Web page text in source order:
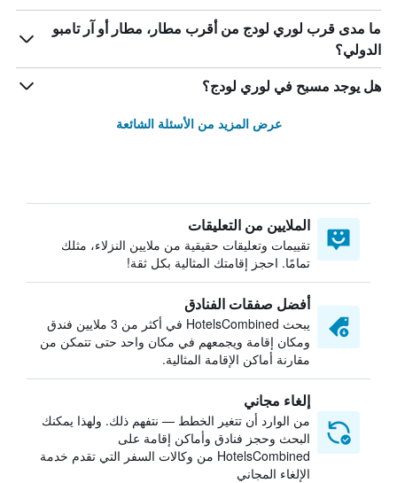
ما مدى قرب لوري لودج من أقرب مطار، مطار أو آر تامبو
الدولي؟
هل يوجد مسبح في لوري لودج؟
عرض المزيد من الأسئلة الشائعة
الملايين من التعليقات
تقييمات وتعليقات حقيقية من ملايين النزلاء، مثلك
تمامًا. احجز إقامتك المثالية بكل ثقة!
أفضل صفقات الفنادق
يبحث HotelsCombined في أكثر من 3 ملايين فندق
ومكان إقامة ويجمعهم في مكان واحد حتى تتمكن من
مقارنة أماكن الإقامة المثالية.
إلغاء مجاني
من الوارد أن تتغير الخطط — نتفهم ذلك. ولهذا يمكنك
البحث وحجز فنادق وأماكن إقامة على
HotelsCombined من وكالات السفر التي تقدم خدمة
الإلغاء المجاني